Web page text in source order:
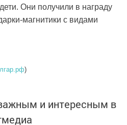
Они получили в награду
магнитики с видами
)
и интересным в